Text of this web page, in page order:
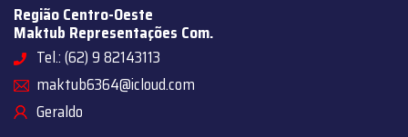
Região Centro-Oeste
Maktub Representações Com.
Tel.: (62) 9 82143113
maktub6364@icloud.com
Geraldo